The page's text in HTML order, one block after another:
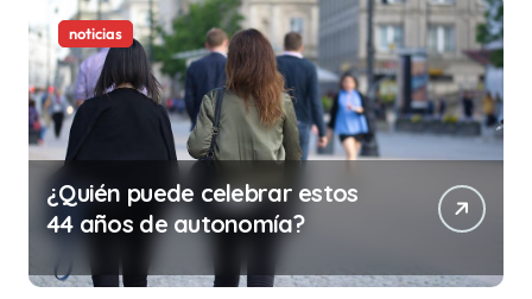
noticias
¿Quién puede celebrar estos
44 años de autonomía?